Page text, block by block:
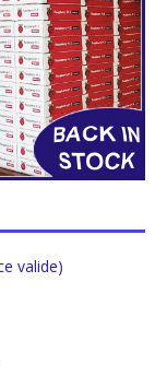
valide)